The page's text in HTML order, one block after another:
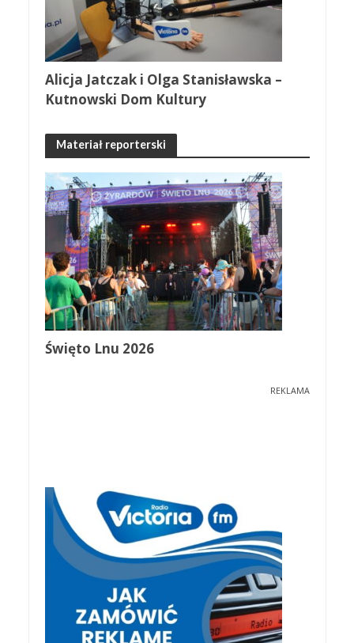
Alicja Jatczak i Olga Stanisławska –
Kutnowski Dom Kultury
Materiał reporterski
Święto Lnu 2026
REKLAMA